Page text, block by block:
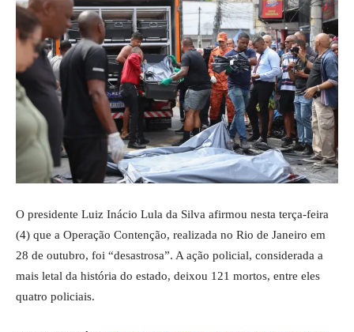
O presidente Luiz Inácio Lula da Silva afirmou nesta terça-feira
(4) que a Operação Contenção, realizada no Rio de Janeiro em
28 de outubro, foi “desastrosa”. A ação policial, considerada a
mais letal da história do estado, deixou 121 mortos, entre eles
quatro policiais.